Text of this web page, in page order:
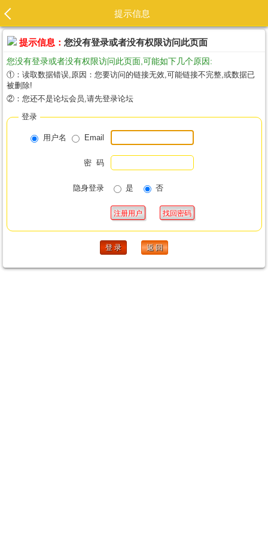
提示信息
提示信息： 您没有登录或者没有权限访问此页面
您没有登录或者没有权限访问此页面,可能如下几个原因:
①：读取数据错误,原因：您要访问的链接无效,可能链接不完整,或数据已
被删除!
②：您还不是论坛会员,请先登录论坛
登录
用户名 Email
密 码
隐身登录 是 否